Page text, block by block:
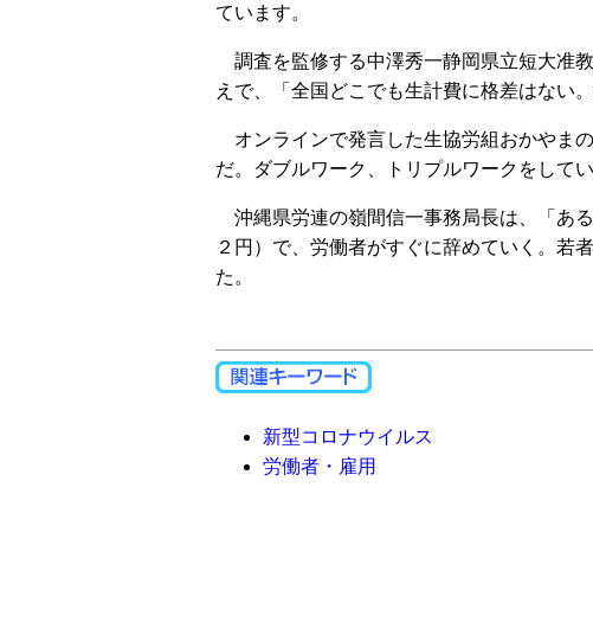
ています。
調査を監修する中澤秀一静岡県立短大准
えで、「全国どこでも生計費に格差はない
オンラインで発言した生協労組おかやま
だ。ダブルワーク、トリプルワークをして
沖縄県労連の嶺間信一事務局長は、「あ
２円）で、労働者がすぐに辞めていく。若
た。
新型コロナウイルス
労働者・雇用